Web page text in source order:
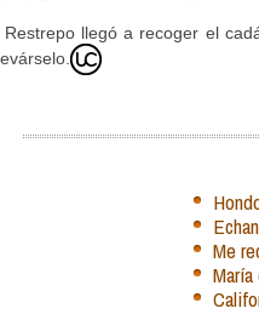
llegó a recoger el
Me